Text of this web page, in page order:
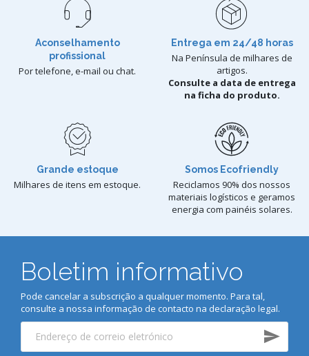
Aconselhamento
profissional
Por telefone, e-mail ou chat.
Entrega em 24/48 horas
Na Península de milhares de
artigos.
Consulte a data de entrega
na ficha do produto.
Grande estoque
Milhares de itens em estoque.
Somos Ecofriendly
Reciclamos 90% dos nossos
materiais logísticos e geramos
energia com painéis solares.
Boletim informativo
Pode cancelar a subscrição a qualquer momento. Para tal,
consulte a nossa informação de contacto na declaração legal.